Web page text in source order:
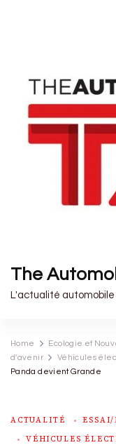
The
L'actualité
Home Ecologie et
d'avenir
Véhicules
Panda devient Grande
ACTUALITÉ
VÉHICULES